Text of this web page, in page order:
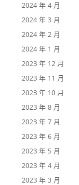
2024 年 4 月
2024 年 3 月
2024 年 2 月
2024 年 1 月
2023 年 12 月
2023 年 11 月
2023 年 10 月
2023 年 8 月
2023 年 7 月
2023 年 6 月
2023 年 5 月
2023 年 4 月
2023 年 3 月